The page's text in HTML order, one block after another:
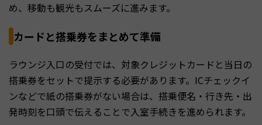
め、移動も観光もスムーズに進みます。
カードと搭乗券をまとめて準備
ラウンジ入口の受付では、対象クレジットカードと当日の
搭乗券をセットで提示する必要があります。ICチェックイ
ンなどで紙の搭乗券がない場合は、搭乗便名・行き先・出
発時刻を口頭で伝えることで入室手続きを進められます。